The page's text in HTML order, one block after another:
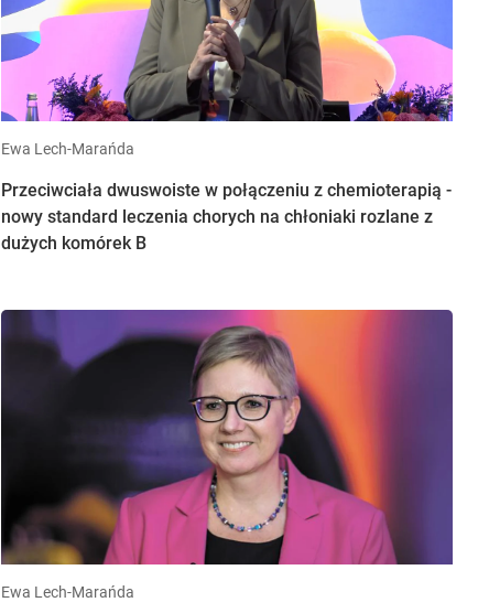
Ewa Lech-Marańda
Przeciwciała dwuswoiste w połączeniu z chemioterapią -
nowy standard leczenia chorych na chłoniaki rozlane z
dużych komórek B
Ewa Lech-Marańda